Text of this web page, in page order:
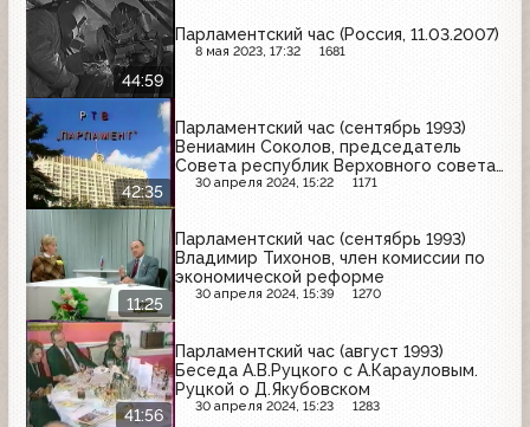
44:59
Парламентский час (Россия, 11.03.2007)
8 мая 2023, 17:32 1681
42:35
Парламентский час (сентябрь 1993)
Вениамин Соколов, председатель
Совета республик Верховного совета
РФ30 апреля 2024, 15:22 1171
11:25
Парламентский час (сентябрь 1993)
Владимир Тихонов, член комиссии по
экономической реформе
30 апреля 2024, 15:39 1270
41:56
Парламентский час (август 1993)
Беседа А.В.Руцкого с А.Карауловым.
Руцкой о Д.Якубовском
30 апреля 2024, 15:23 1283